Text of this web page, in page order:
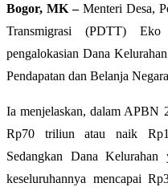
Bogor, MK –Menteri Desa,
Transmigrasi (PDTT) Eko
pengalokasian Dana
Pendapatan dan Belanja
Ia menjelaskan, dalam APBN
Rp70 triliun atau naik
Sedangkan Dana
keseluruhannya mencapai